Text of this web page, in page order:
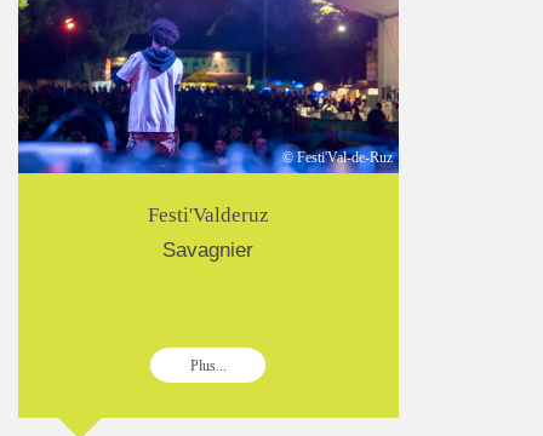
© Festi'Val-de-Ruz
Festi'Valderuz
Savagnier
Plus...